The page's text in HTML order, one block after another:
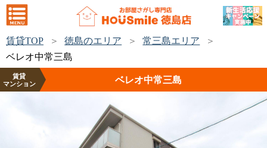
賃貸TOP 徳島のエリア
常三島エリア
ベレオ中常三島
賃貸
マンション
ベレオ中常三島